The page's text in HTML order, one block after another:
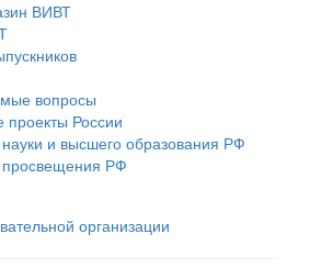
ВИВТ
вопросы
России
и высшего образования РФ
просвещения РФ
организации